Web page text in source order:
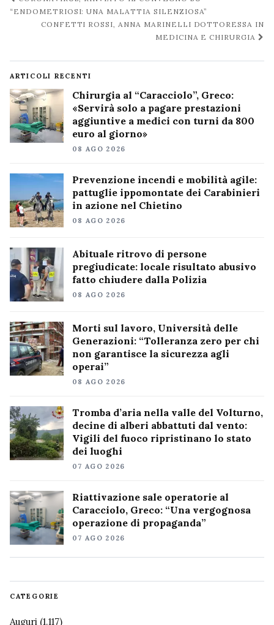
post
“ENDOMETRIOSI: UNA MALATTIA SILENZIOSA”
CONFETTI ROSSI, ANNA MARINELLI DOTTORESSA IN
MEDICINA E CHIRURGIA
ARTICOLI RECENTI
Chirurgia al “Caracciolo”, Greco:
«Servirà solo a pagare prestazioni
aggiuntive a medici con turni da 800
euro al giorno»
08 AGO 2026
Prevenzione incendi e mobilità agile:
pattuglie ippomontate dei Carabinieri
in azione nel Chietino
08 AGO 2026
Abituale ritrovo di persone
pregiudicate: locale risultato abusivo
fatto chiudere dalla Polizia
08 AGO 2026
Morti sul lavoro, Università delle
Generazioni: “Tolleranza zero per chi
non garantisce la sicurezza agli
operai”
08 AGO 2026
Tromba d’aria nella valle del Volturno,
decine di alberi abbattuti dal vento:
Vigili del fuoco ripristinano lo stato
dei luoghi
07 AGO 2026
Riattivazione sale operatorie al
Caracciolo, Greco: “Una vergognosa
operazione di propaganda”
07 AGO 2026
CATEGORIE
Auguri (1.117)